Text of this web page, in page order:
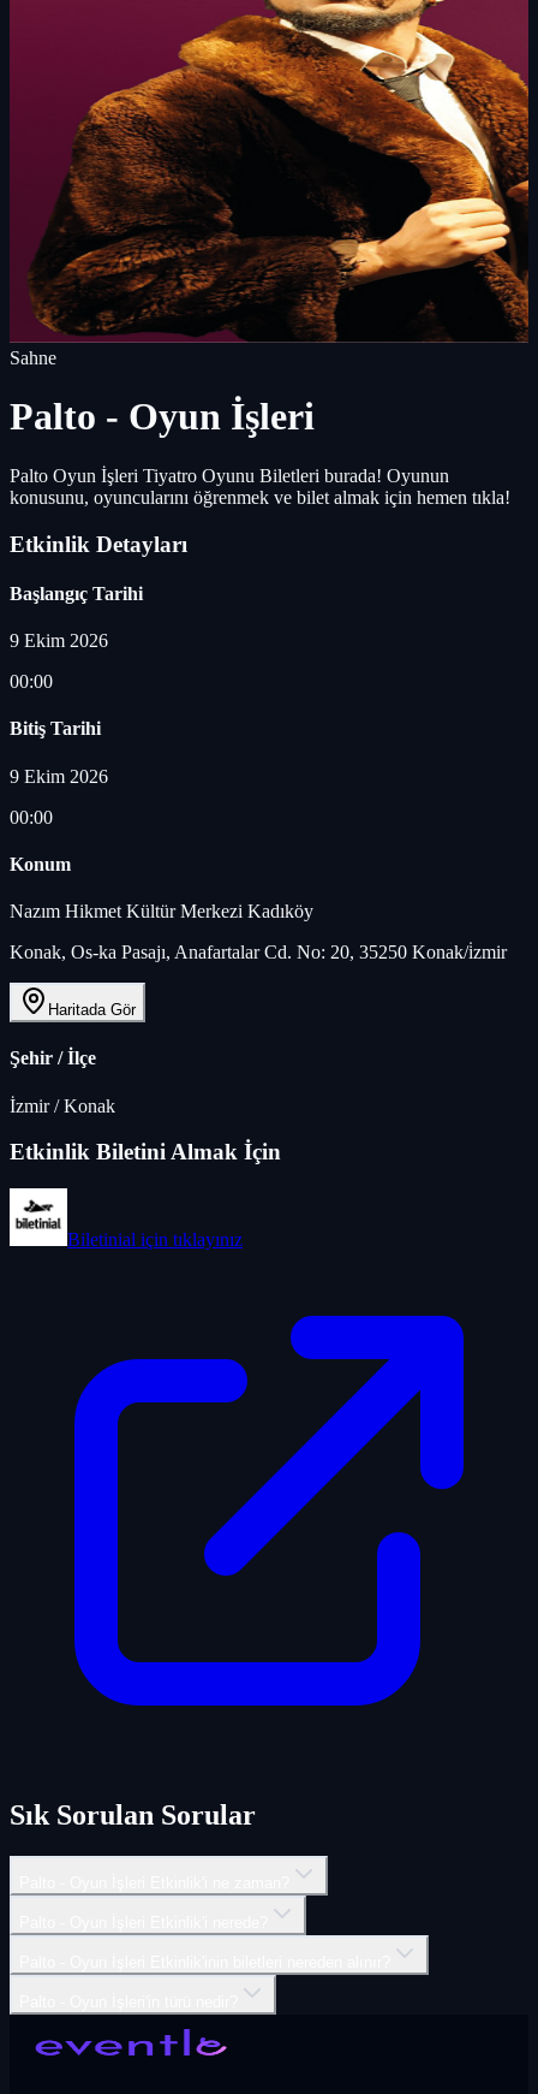
Sahne
Palto - Oyun İşleri
Palto Oyun İşleri Tiyatro Oyunu Biletleri burada! Oyunun
konusunu, oyuncularını öğrenmek ve bilet almak için hemen tıkla!
Etkinlik Detayları
Başlangıç Tarihi
9 Ekim 2026
00:00
Bitiş Tarihi
9 Ekim 2026
00:00
Konum
Nazım Hikmet Kültür Merkezi Kadıköy
Konak, Os-ka Pasajı, Anafartalar Cd. No: 20, 35250 Konak/i̇zmir
Haritada Gör
Şehir / İlçe
İzmir/Konak
Etkinlik Biletini Almak İçin
Biletinial için tıklayınız
Sık Sorulan Sorular